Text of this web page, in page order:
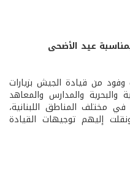
عيد الأضحى
وفود من قيادة الجيش بزيارات
والبحرية والمدارس والمعاهد
في مختلف المناطق اللبنانية،
إليهم توجيهات القيادة